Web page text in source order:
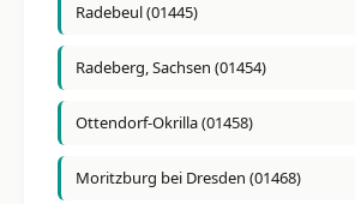
Radebeul (01445)
Radeberg, Sachsen (01454)
Ottendorf-Okrilla (01458)
Moritzburg bei Dresden (01468)